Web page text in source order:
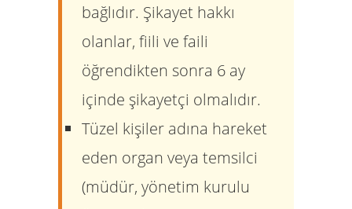
bağlıdır. Şikayet hakkı
olanlar, fiili ve faili
öğrendikten sonra 6 ay
içinde şikayetçi olmalıdır.
Tüzel kişiler adına hareket
eden organ veya temsilci
(müdür, yönetim kurulu